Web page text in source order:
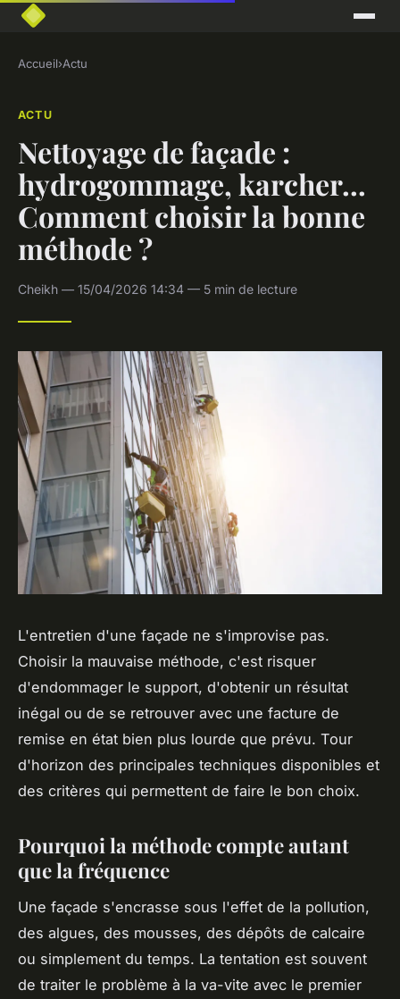
Accueil›Actu
ACTU
Nettoyage de façade :
hydrogommage, karcher...
Comment choisir la bonne
méthode ?
Cheikh — 15/04/2026 14:34 — 5 min de lecture
L'entretien d'une façade ne s'improvise pas.
Choisir la mauvaise méthode, c'est risquer
d'endommager le support, d'obtenir un résultat
inégal ou de se retrouver avec une facture de
remise en état bien plus lourde que prévu. Tour
d'horizon des principales techniques disponibles et
des critères qui permettent de faire le bon choix.
Pourquoi la méthode compte autant
que la fréquence
Une façade s'encrasse sous l'effet de la pollution,
des algues, des mousses, des dépôts de calcaire
ou simplement du temps. La tentation est souvent
de traiter le problème à la va-vite avec le premier